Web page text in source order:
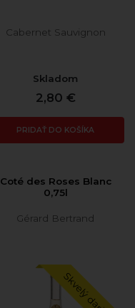
Cabernet Sauvignon
Skladom
2,80 €
PRIDAŤ DO KOŠÍKA
Coté des Roses Blanc
0,75l
Gérard Bertrand